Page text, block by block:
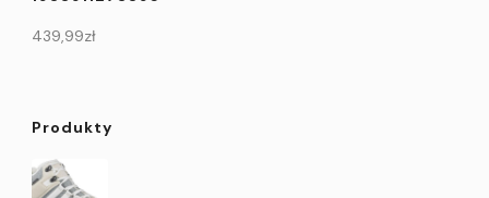
439,99zł
Produkty